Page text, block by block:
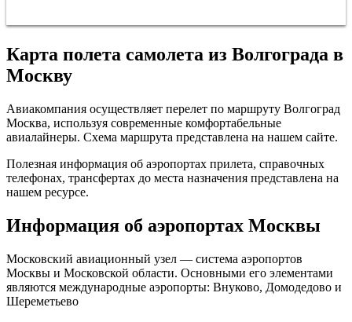
Карта полета самолета из Волгограда в
Москву
Авиакомпания осуществляет перелет по маршруту Волгоград
Москва, используя современные комфортабельные
авиалайнеры. Схема маршрута представлена на нашем сайте.
Полезная информация об аэропортах прилета, справочных
телефонах, трансфертах до места назначения представлена на
нашем ресурсе.
Информация об аэропортах Москвы
Московский авиационный узел — система аэропортов
Москвы и Московской области. Основными его элементами
являются международные аэропорты: Внуково, Домодедово и
Шереметьево